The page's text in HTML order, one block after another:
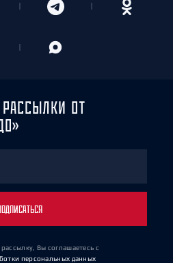
ОТ
Вы соглашаетесь с
персональных данных